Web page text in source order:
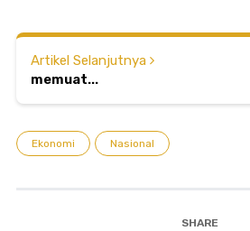
Artikel Selanjutnya
memuat...
Ekonomi Nasional
SHARE